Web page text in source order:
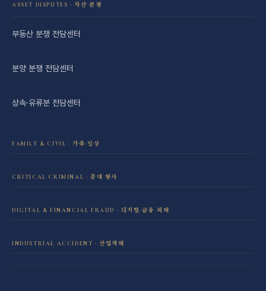
ASSET DISPUTES · 자산 분쟁
부동산 분쟁 전담센터
분양 분쟁 전담센터
상속·유류분 전담센터
FAMILY & CIVIL · 가족·일상
학교폭력 전담센터
CRITICAL CRIMINAL · 중대 형사
DIGITAL & FINANCIAL FRAUD · 디지털·금융 피해
INDUSTRIAL ACCIDENT · 산업재해